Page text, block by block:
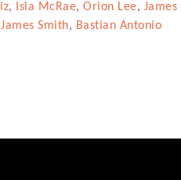
, Isla McRae, Orion Lee, James
Smith, Bastian Antonio